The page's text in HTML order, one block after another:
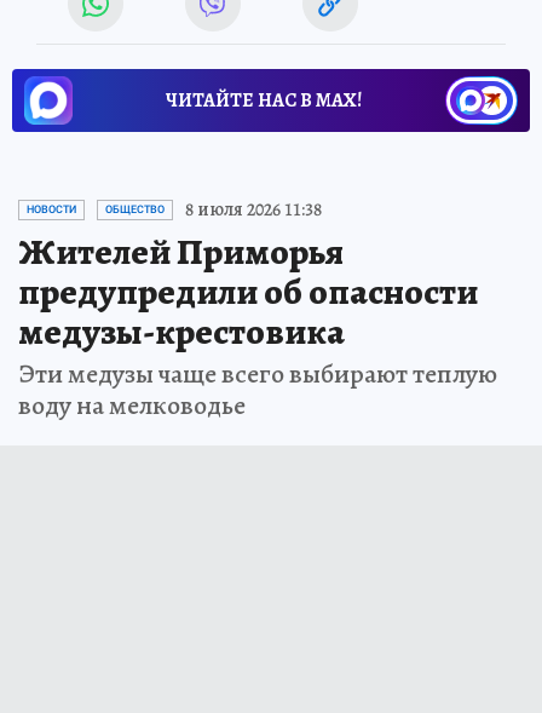
ЧИТАЙТЕ НАС В МАХ!
НОВОСТИ ОБЩЕСТВО 8 июля 2026 11:38
Жителей Приморья
предупредили об опасности
медузы-крестовика
Эти медузы чаще всего выбирают теплую
воду на мелководье